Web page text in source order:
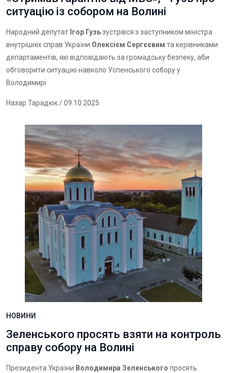
ситуацію із собором на Волині
Народний депутат Ігор Гузьзустрівся з заступником міністра
внутрішніх справ України Олексієм Сергєєвим та керівниками
департаментів, які відповідають за громадську безпеку, аби
обговорити ситуацію навколо Успенського собору у
Володимирі
Назар Тарадюк/ 09.10.2025
НОВИНИ
Зеленського просять взяти на контроль
справу собору на Волині
Президента України Володимира Зеленського просять